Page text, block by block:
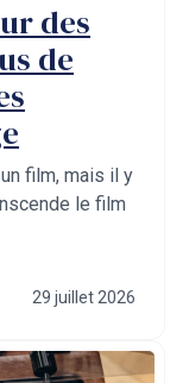
des
de
film, mais il y
le film
29 juillet 2026